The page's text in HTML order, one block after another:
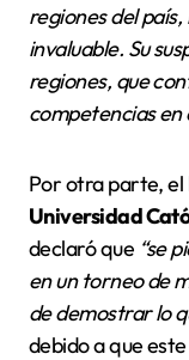
regiones del
invaluable. Su
regiones, que
competencias en
Por otra parte, el
Universidad
declaró que “se
en un torneo de
de demostrar lo
debido a que